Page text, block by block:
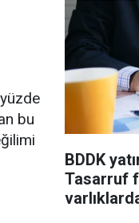
bu
BDDK
Tasarruf